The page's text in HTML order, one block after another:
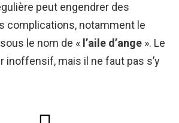
peut engendrer des
complications, notamment le
le nom de « l’aile d’ange ». Le
inoffensif, mais il ne faut pas s’y